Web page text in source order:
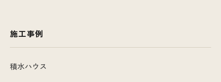
施工事例
積水ハウス